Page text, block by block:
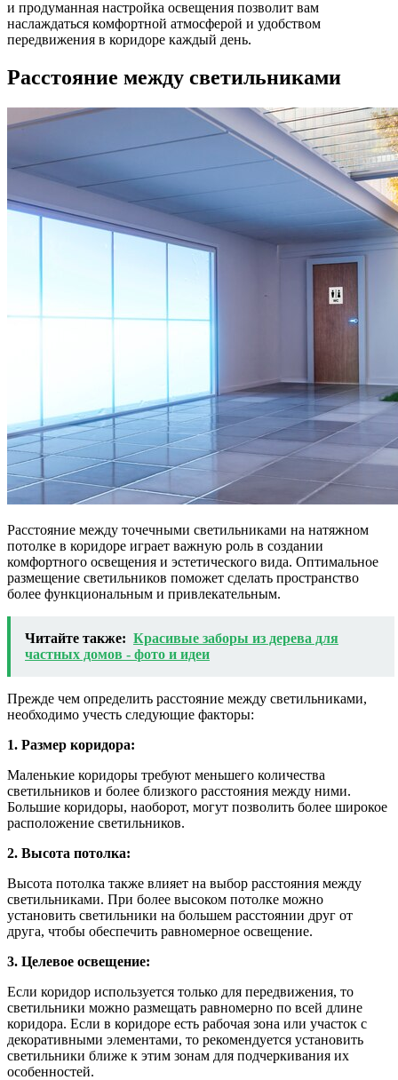
и продуманная настройка освещения позволит вам
наслаждаться комфортной атмосферой и удобством
передвижения в коридоре каждый день.
Расстояние между светильниками
Расстояние между точечными светильниками на натяжном
потолке в коридоре играет важную роль в создании
комфортного освещения и эстетического вида. Оптимальное
размещение светильников поможет сделать пространство
более функциональным и привлекательным.
Читайте также: Красивые заборы из дерева для
частных домов - фото и идеи
Прежде чем определить расстояние между светильниками,
необходимо учесть следующие факторы:
1. Размер коридора:
Маленькие коридоры требуют меньшего количества
светильников и более близкого расстояния между ними.
Большие коридоры, наоборот, могут позволить более широкое
расположение светильников.
2. Высота потолка:
Высота потолка также влияет на выбор расстояния между
светильниками. При более высоком потолке можно
установить светильники на большем расстоянии друг от
друга, чтобы обеспечить равномерное освещение.
3. Целевое освещение:
Если коридор используется только для передвижения, то
светильники можно размещать равномерно по всей длине
коридора. Если в коридоре есть рабочая зона или участок с
декоративными элементами, то рекомендуется установить
светильники ближе к этим зонам для подчеркивания их
особенностей.